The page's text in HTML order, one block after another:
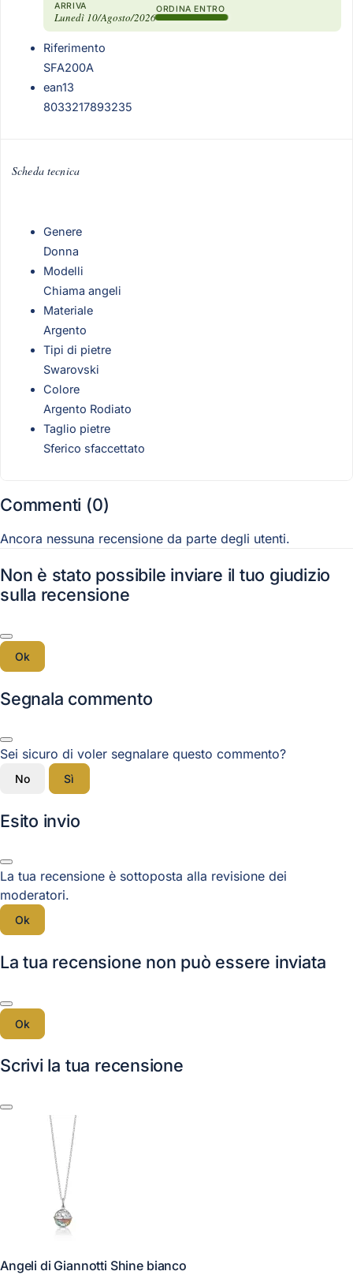
ARRIVA
Lunedì 10/Agosto/2026
ORDINA ENTRO
Riferimento
SFA200A
ean13
8033217893235
Scheda tecnica
Genere
Donna
Modelli
Chiama angeli
Materiale
Argento
Tipi di pietre
Swarovski
Colore
Argento Rodiato
Taglio pietre
Sferico sfaccettato
Commenti (0)
Ancora nessuna recensione da parte degli utenti.
Non è stato possibile inviare il tuo giudizio
sulla recensione
Ok
Segnala commento
Sei sicuro di voler segnalare questo commento?
No Sì
Esito invio
La tua recensione è sottoposta alla revisione dei
moderatori.
Ok
La tua recensione non può essere inviata
Ok
Scrivi la tua recensione
Angeli di Giannotti Shine bianco